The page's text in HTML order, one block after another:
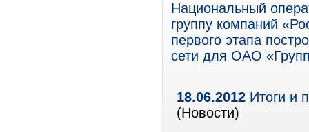
Национальный
группу компаний
первого этапа
сети для ОАО
18.06.2012 Итоги и
(Новости)